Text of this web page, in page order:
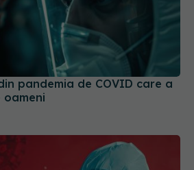
pandemia de COVID care a